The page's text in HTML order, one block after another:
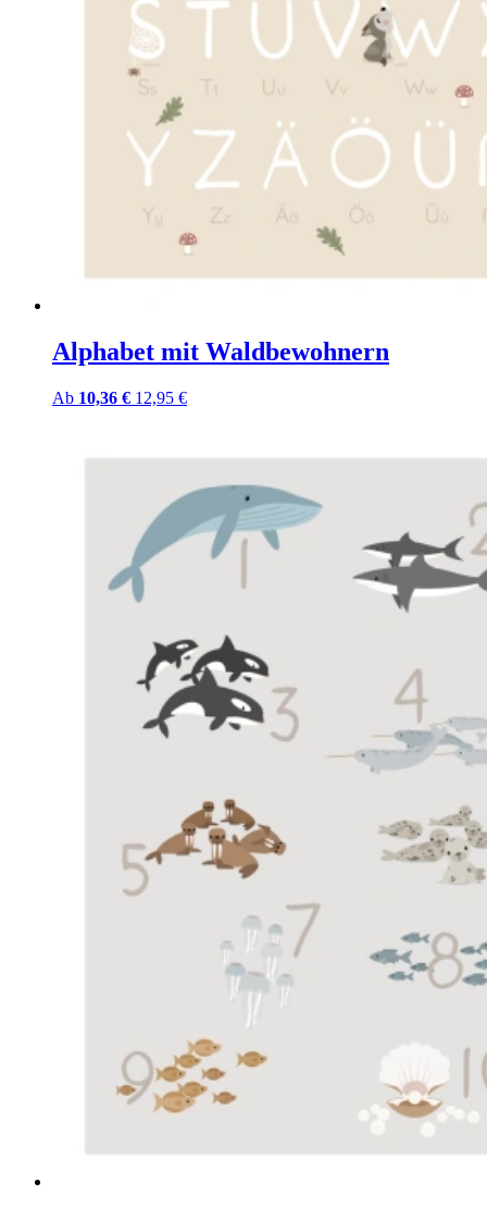
Alphabet mit Waldbewohnern
Ab 10,36 € 12,95 €